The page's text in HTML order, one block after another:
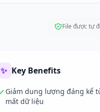
File được tự
✨ Key Benefits
Giảm dung lượng đáng kể
mất dữ liệu